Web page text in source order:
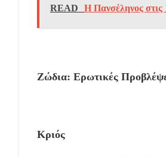
READ Η Πανσέληνος στις
Ζώδια: Ερωτικές
Κριός